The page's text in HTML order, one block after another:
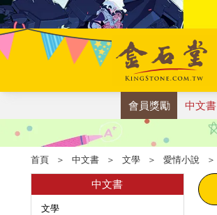
會員獎勵 中文書
首頁 ＞ 中文書 ＞ 文學 ＞ 愛情小說 ＞
中文書
文學